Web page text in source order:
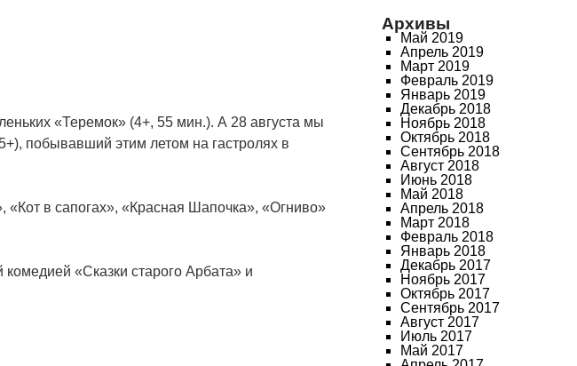
«Теремок» (4+, 55 мин.). А 28 августа мы
побывавший этим летом на гастролях в
в сапогах», «Красная Шапочка», «Огниво»
«Сказки старого Арбата» и
Архивы
Май 2019
Апрель 2019
Март 2019
Февраль 2019
Январь 2019
Декабрь 2018
Ноябрь 2018
Октябрь 2018
Сентябрь 2018
Август 2018
Июнь 2018
Май 2018
Апрель 2018
Март 2018
Февраль 2018
Январь 2018
Декабрь 2017
Ноябрь 2017
Октябрь 2017
Сентябрь 2017
Август 2017
Июль 2017
Май 2017